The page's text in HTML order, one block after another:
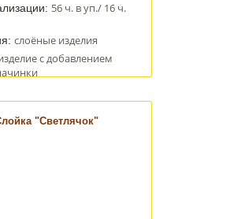
56 ч. в уп./ 16 ч.
слоёные изделия
с добавлением
"Светлячок"